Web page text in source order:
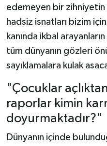
edemeyen bir zihniyetin
hadsiz isnatları bizim
kanında ikbal
tüm dünyanın gözleri
sayıklamalara kulak
"Çocuklar
raporlar kimin
doyurmaktadır?"
Dünyanın içinde